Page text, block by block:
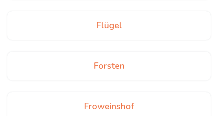
Flügel
Forsten
Froweinshof